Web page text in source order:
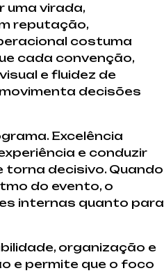
uma virada,
reputação,
costuma
cada convenção,
e fluidez de
decisões
Excelência
e conduzir
decisivo. Quando
do evento, o
internas quanto para
organização e
e permite que o foco